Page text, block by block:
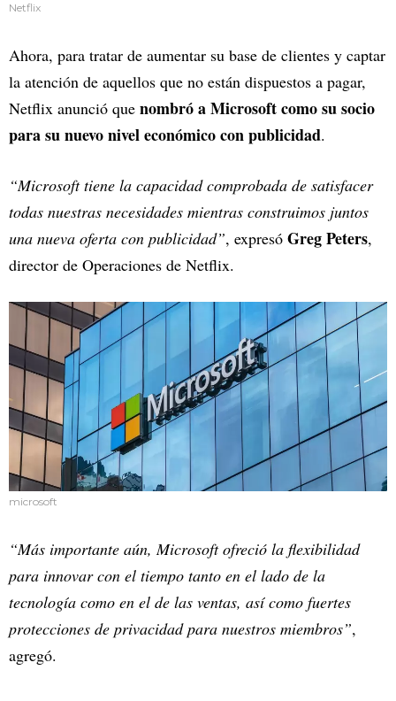
Netflix
Ahora, para tratar de aumentar su base de clientes y captar
la atención de aquellos que no están dispuestos a pagar,
Netflix anunció que nombró a Microsoft como su socio
para su nuevo nivel económico con publicidad.
“Microsoft tiene la capacidad comprobada de satisfacer
todas nuestras necesidades mientras construimos juntos
una nueva oferta con publicidad”, expresó Greg Peters,
director de Operaciones de Netflix.
microsoft
“Más importante aún, Microsoft ofreció la flexibilidad
para innovar con el tiempo tanto en el lado de la
tecnología como en el de las ventas, así como fuertes
protecciones de privacidad para nuestros miembros”,
agregó.